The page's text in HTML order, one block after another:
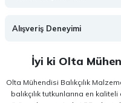
Alışveriş Deneyimi
İyi ki Olta
Olta Mühendisi Balıkçılık
balıkçılık tutkunlarına en